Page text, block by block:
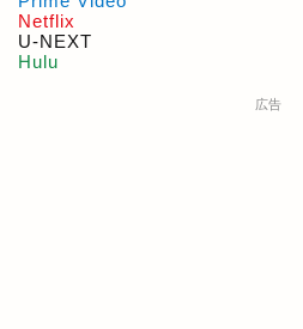
Netflix
U-NEXT
Hulu
広告